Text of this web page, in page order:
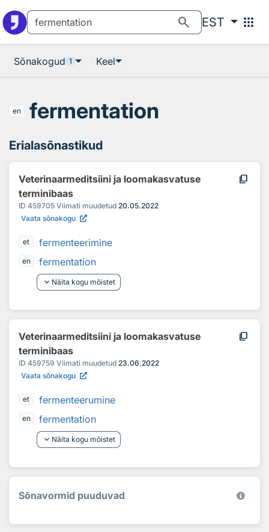
search EST apps
Sõnakogud 1 Keel
en fermentation
Erialasõnastikud
Veterinaarmeditsiini ja loomakasvatuse
terminibaas
content_copy
ID 459705 Viimati muudetud 20.05.2022
Vaata sõnakogu
et fermenteerimine
en
fermentation
keyboard_arrow_down Näita kogu mõistet
Veterinaarmeditsiini ja loomakasvatuse
terminibaas
content_copy
ID 459759 Viimati muudetud 23.06.2022
Vaata sõnakogu
et fermenteerumine
en
fermentation
keyboard_arrow_down Näita kogu mõistet
Sõnavormid puuduvad